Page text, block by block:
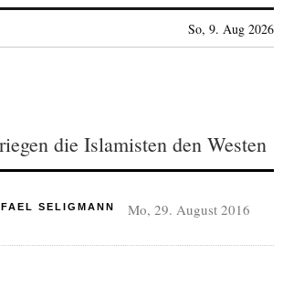
So, 9. Aug 2026
die Islamisten den Westen
SELIGMANN Mo, 29. August 2016